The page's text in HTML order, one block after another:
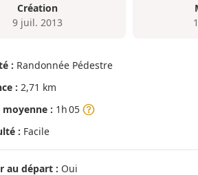
Création
9 juil. 2013
: Randonnée Pédestre
: 2,71 km
moyenne : 1h 05
: Facile
au départ : Oui